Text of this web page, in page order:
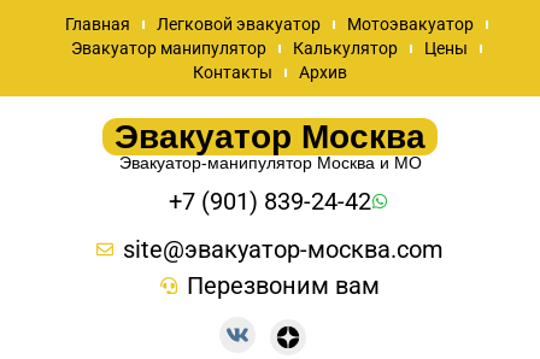
Главная Легковой эвакуатор
Мотоэвакуатор
Эвакуатор манипулятор
Калькулятор
Цены
Контакты
Архив
Эвакуатор Москва
Эвакуатор-манипулятор Москва и МО
+7 (901) 839-24-42
site@эвакуатор-москва.com
Перезвоним вам